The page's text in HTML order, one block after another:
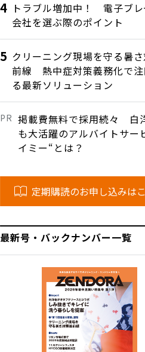
トラブル増加中！ 電子ブレ
会社を選ぶ際のポイント
クリーニング現場を守る暑
前線 熱中症対策義務化で注
る最新ソリューション
掲載費無料で採用続々 白
も大活躍のアルバイトサー
イミー“とは？
定期購読のお申し込みは
最新号・バックナンバー一覧